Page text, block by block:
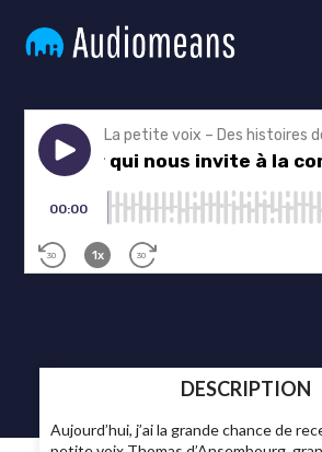
DESCRIPTION
Aujourd’hui, j’ai la grande chance de